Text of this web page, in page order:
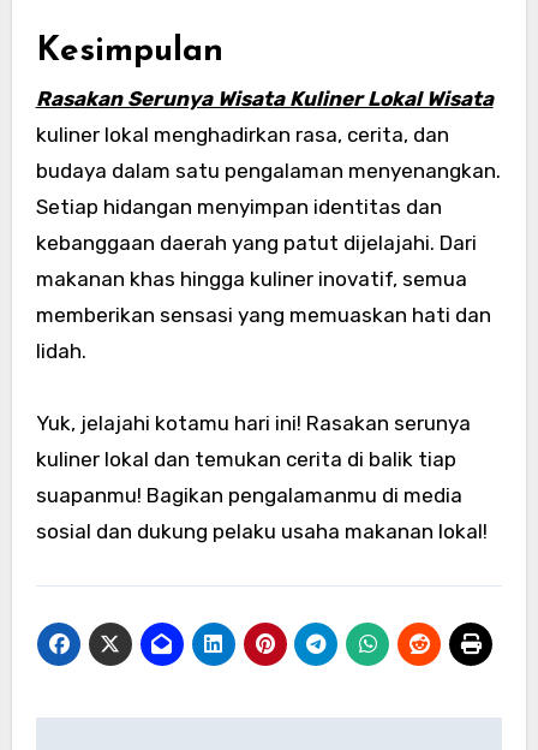
Kesimpulan
Rasakan Serunya Wisata Kuliner Lokal Wisata
kuliner lokal menghadirkan rasa, cerita, dan
budaya dalam satu pengalaman menyenangkan.
Setiap hidangan menyimpan identitas dan
kebanggaan daerah yang patut dijelajahi. Dari
makanan khas hingga kuliner inovatif, semua
memberikan sensasi yang memuaskan hati dan
lidah.
Yuk, jelajahi kotamu hari ini! Rasakan serunya
kuliner lokal dan temukan cerita di balik tiap
suapanmu! Bagikan pengalamanmu di media
sosial dan dukung pelaku usaha makanan lokal!